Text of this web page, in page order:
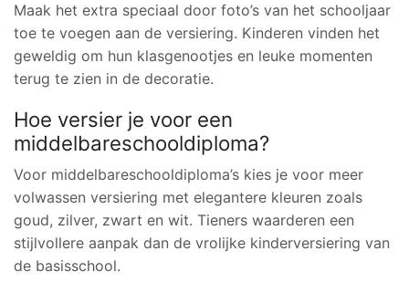
Maak het extra speciaal door foto’s van het schooljaar
toe te voegen aan de versiering. Kinderen vinden het
geweldig om hun klasgenootjes en leuke momenten
terug te zien in de decoratie.
Hoe versier je voor een
middelbareschooldiploma?
Voor middelbareschooldiploma’s kies je voor meer
volwassen versiering met elegantere kleuren zoals
goud, zilver, zwart en wit. Tieners waarderen een
stijlvollere aanpak dan de vrolijke kinderversiering van
de basisschool.